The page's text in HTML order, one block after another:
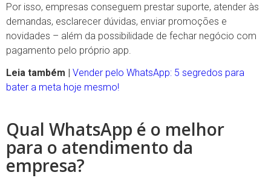
Por isso, empresas conseguem prestar suporte, atender às
demandas, esclarecer dúvidas, enviar promoções e
novidades – além da possibilidade de fechar negócio com
pagamento pelo próprio app.
Leia também |
Vender pelo WhatsApp: 5 segredos para
bater a meta hoje mesmo!
Qual WhatsApp é o melhor
para o atendimento da
empresa?